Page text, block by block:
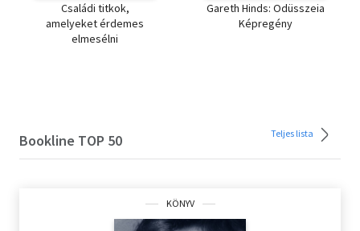
Családi titkok,
amelyeket érdemes
elmesélni
Gareth Hinds: Odüsszeia
Képregény
Bookline TOP 50 Teljes lista
KÖNYV